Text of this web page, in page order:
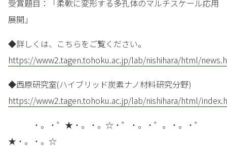
受賞題目：「柔軟に変形する多孔体のマルチスケール応用
展開」
◆詳しくは、こちらをご覧ください。
https://www2.tagen.tohoku.ac.jp/lab/nishihara/html/
◆西原研究室(ハイブリッド炭素ナノ材料研究分野)
https://www2.tagen.tohoku.ac.jp/lab/nishihara/html/
・。・゜★・。・。☆・゜・。・゜。・。・゜
★・。・。☆